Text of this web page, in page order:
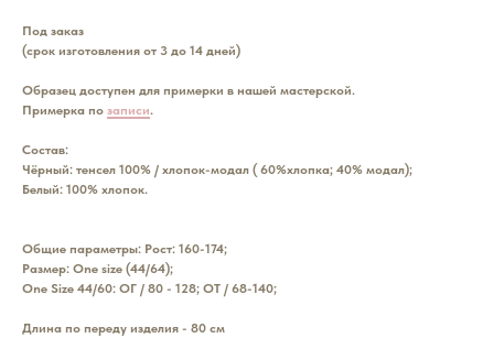
Под заказ
(срок изготовления от 3 до 14 дней)
Образец доступен для примерки в нашей мастерской.
Примерка по записи.
Состав:
Чёрный: тенсел 100% / хлопок-модал ( 60%хлопка; 40% модал);
Белый: 100% хлопок.
Общие параметры: Рост: 160-174;
Размер: One size (44/64);
One Size 44/60: ОГ / 80 - 128; ОТ / 68-140;
Длина по переду изделия - 80 см